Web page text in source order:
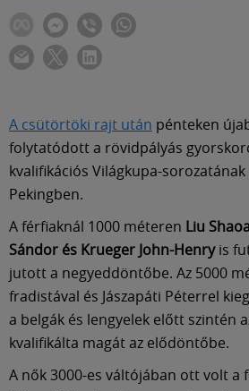
A csütörtöki rajt után pénteken
folytatódott a rövidpályás
kvalifikációs Világkupa-
Pekingben.
A férfiaknál 1000 méteren Liu
Sándor és Krueger John-Henryis
jutott a negyeddöntőbe. Az 5000
fradistával és Jászapáti Péterrel
a belgák és lengyelek előtt szintén
kvalifikálta magát az elődöntőbe.
A nők 3000-es váltójában ott volt a
Szolgáltatások
Shop
Közösség
Múzeum
English